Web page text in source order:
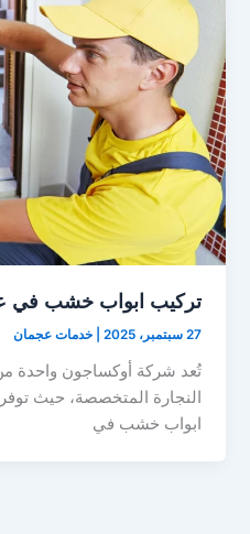
تركيب ابواب خشب في
27 سبتمبر، 2025 |خدمات عجمان
تُعد شركة أوكساجون واحدة
النجارة المتخصصة، حيث
ابواب خشب في